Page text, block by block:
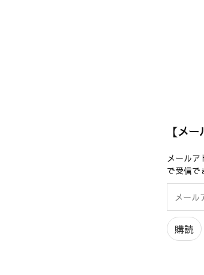
【メー
メールア
で受信で
ル
ア
ド
購読